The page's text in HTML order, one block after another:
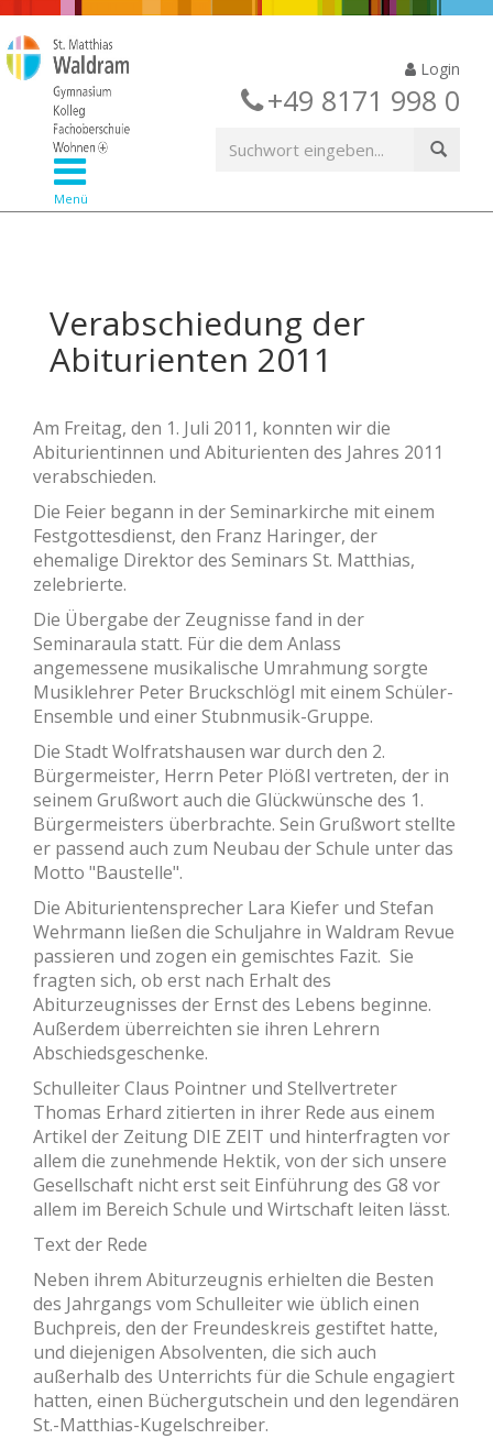
Login
+49 8171 998 0
Menü
Verabschiedung der
Abiturienten 2011
Am Freitag, den 1. Juli 2011, konnten wir die
Abiturientinnen und Abiturienten des Jahres 2011
verabschieden.
Die Feier begann in der Seminarkirche mit einem
Festgottesdienst, den Franz Haringer, der
ehemalige Direktor des Seminars St. Matthias,
zelebrierte.
Die Übergabe der Zeugnisse fand in der
Seminaraula statt. Für die dem Anlass
angemessene musikalische Umrahmung sorgte
Musiklehrer Peter Bruckschlögl mit einem Schüler-
Ensemble und einer Stubnmusik-Gruppe.
Die Stadt Wolfratshausen war durch den 2.
Bürgermeister, Herrn Peter Plößl vertreten, der in
seinem Grußwort auch die Glückwünsche des 1.
Bürgermeisters überbrachte. Sein Grußwort stellte
er passend auch zum Neubau der Schule unter das
Motto "Baustelle".
Die Abiturientensprecher Lara Kiefer und Stefan
Wehrmann ließen die Schuljahre in Waldram Revue
passieren und zogen ein gemischtes Fazit. Sie
fragten sich, ob erst nach Erhalt des
Abiturzeugnisses der Ernst des Lebens beginne.
Außerdem überreichten sie ihren Lehrern
Abschiedsgeschenke.
Schulleiter Claus Pointner und Stellvertreter
Thomas Erhard zitierten in ihrer Rede aus einem
Artikel der Zeitung DIE ZEIT und hinterfragten vor
allem die zunehmende Hektik, von der sich unsere
Gesellschaft nicht erst seit Einführung des G8 vor
allem im Bereich Schule und Wirtschaft leiten lässt.
Text der Rede
Neben ihrem Abiturzeugnis erhielten die Besten
des Jahrgangs vom Schulleiter wie üblich einen
Buchpreis, den der Freundeskreis gestiftet hatte,
und diejenigen Absolventen, die sich auch
außerhalb des Unterrichts für die Schule engagiert
hatten, einen Büchergutschein und den legendären
St.-Matthias-Kugelschreiber.